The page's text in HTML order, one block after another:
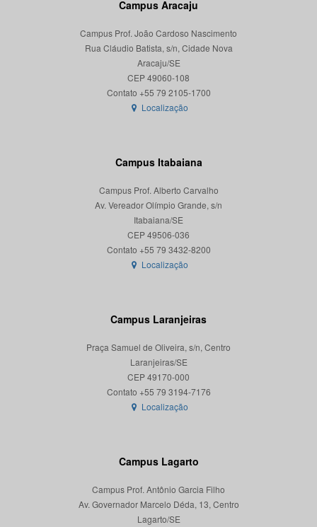
Campus Aracaju
Campus Prof. João Cardoso Nascimento
Rua Cláudio Batista, s/n, Cidade Nova
Aracaju/SE
CEP 49060-108
Localização
Campus Itabaiana
Campus Prof. Alberto Carvalho
Av. Vereador Olímpio Grande, s/n
Itabaiana/SE
CEP 49506-036
Localização
Campus Laranjeiras
Praça Samuel de Oliveira, s/n, Centro
Laranjeiras/SE
CEP 49170-000
Localização
Campus Lagarto
Campus Prof. Antônio Garcia Filho
Av. Governador Marcelo Déda, 13, Centro
Lagarto/SE